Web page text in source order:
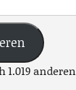
1.019